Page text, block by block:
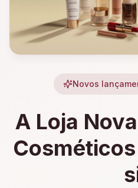
Novos
A Loja